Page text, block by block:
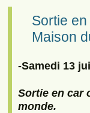
Sortie
Maison
-Samedi 13
Sortie en car
monde.